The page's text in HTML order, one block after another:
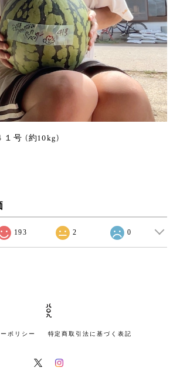
１号 (約10kg)
193 2 0
ポリシー 特定商取引法に基づく表記